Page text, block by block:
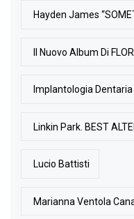
Hayden James
Il Nuovo Album Di
Implantologia Dentaria
Linkin Park. BEST
Lucio Battisti
Marianna Ventola